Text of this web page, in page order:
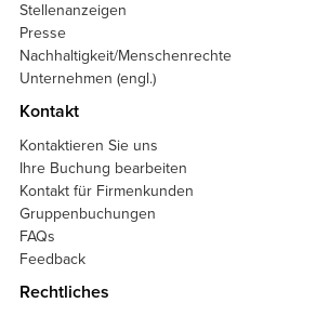
Stellenanzeigen
Presse
Nachhaltigkeit/Menschenrechte
Unternehmen (engl.)
Kontakt
Kontaktieren Sie uns
Ihre Buchung bearbeiten
Kontakt für Firmenkunden
Gruppenbuchungen
FAQs
Feedback
Rechtliches